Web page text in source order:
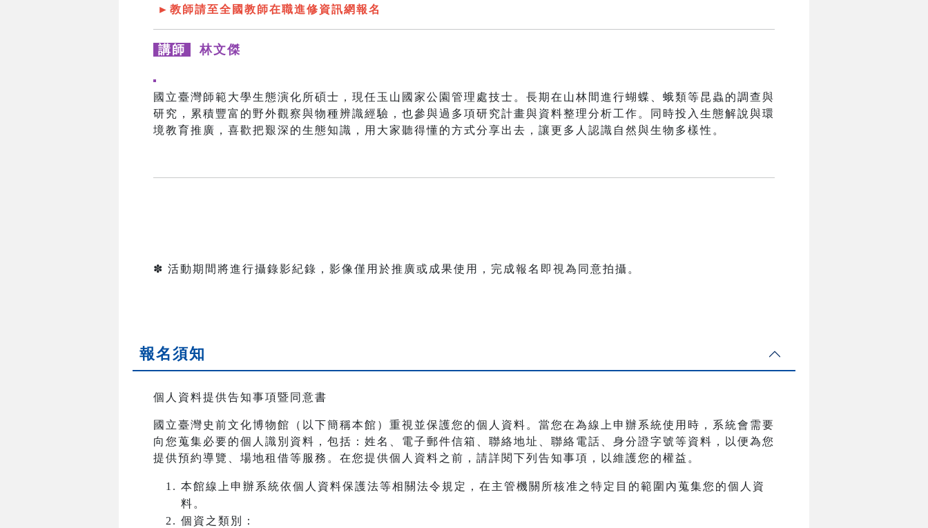
►教師請至全國教師在職進修資訊網報名
講師 林文傑
國立臺灣師範大學生態演化所碩士，現任玉山國家公園管理處技士。長期在山林間進行蝴蝶、蛾類等昆蟲的調查與
研究，累積豐富的野外觀察與物種辨識經驗，也參與過多項研究計畫與資料整理分析工作。同時投入生態解說與環
境教育推廣，喜歡把艱深的生態知識，用大家聽得懂的方式分享出去，讓更多人認識自然與生物多樣性。
✽ 活動期間將進行攝錄影紀錄，影像僅用於推廣或成果使用，完成報名即視為同意拍攝。
報名須知
個人資料提供告知事項暨同意書
國立臺灣史前文化博物館（以下簡稱本館）重視並保護您的個人資料。當您在為線上申辦系統使用時，系統會需要
向您蒐集必要的個人識別資料，包括：姓名、電子郵件信箱、聯絡地址、聯絡電話、身分證字號等資料，以便為您
提供預約導覽、場地租借等服務。在您提供個人資料之前，請詳閱下列告知事項，以維護您的權益。
本館線上申辦系統依個人資料保護法等相關法令規定，在主管機關所核准之特定目的範圍內蒐集您的個人資
料。
個資之類別：